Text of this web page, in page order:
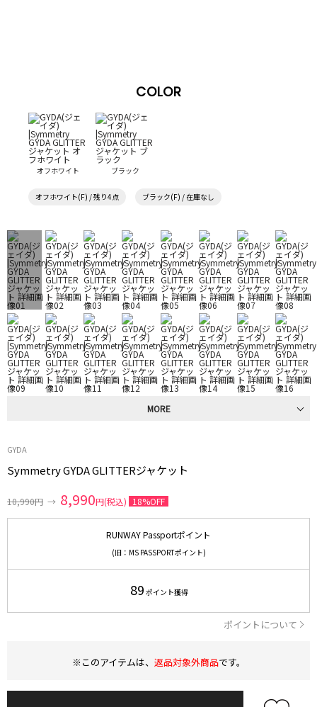
COLOR
オフホワイト ブラック
オフホワイト(F) / 残り4点 ブラック(F) / 在庫なし
MORE
GYDA
Symmetry GYDA GLITTERジャケット
10,990円 → 8,990円(税込) 18%OFF
RUNWAY Passportポイント
(旧：MS PASSPORTポイント)
89 ポイント獲得
ポイントについて
※このアイテムは、 返品対象外商品です。